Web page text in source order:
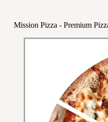
Mission Pizza - Premium